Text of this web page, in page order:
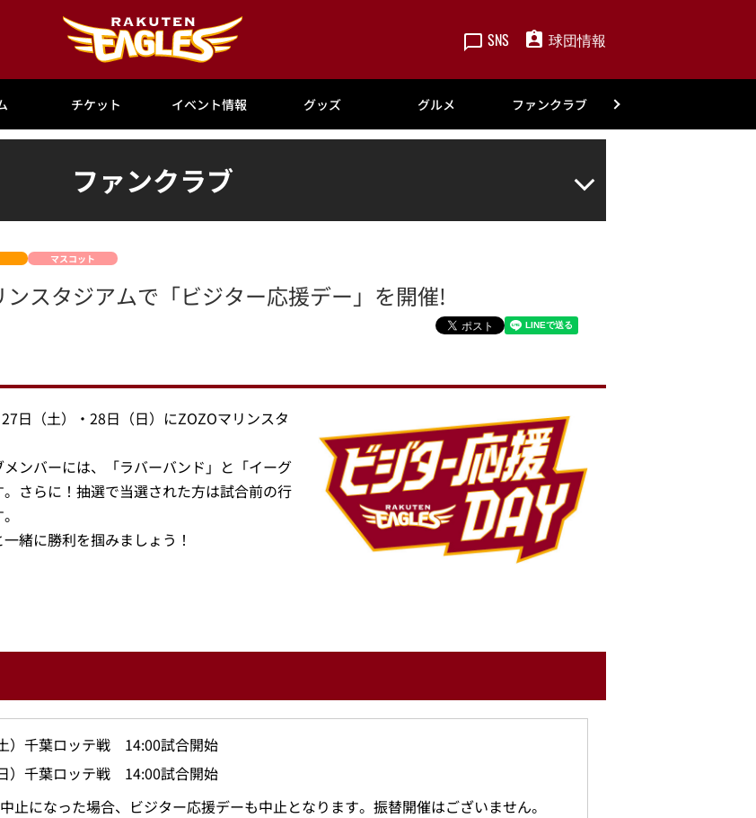
SNS 球団情報
チケット イベント情報 グッズ グルメ ファンクラブ
ファンクラブ
マスコット
スタジアムで「ビジター応援デー」を開催!
日（土）・28日（日）にZOZOマリンスタ
ンバーには、「ラバーバンド」と「イーグ
さらに！抽選で当選された方は試合前の行
緒に勝利を掴みましょう！
）千葉ロッテ戦 14:00試合開始
）千葉ロッテ戦 14:00試合開始
止になった場合、ビジター応援デーも中止となります。振替開催はございません。